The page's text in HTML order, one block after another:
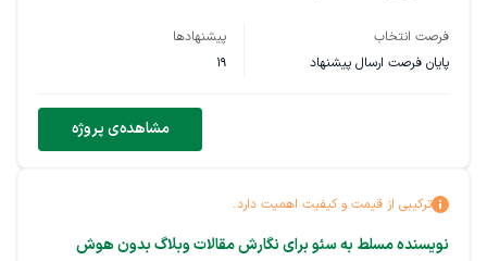
فرصت انتخاب
پایان فرصت ارسال پیشنهاد
پیشنهادها
19
مشاهده‌ی پروژه
ترکیبی از قیمت و کیفیت اهمیت دارد.
نویسنده مسلط به سئو برای نگارش مقالات وبلاگ بدون هوش